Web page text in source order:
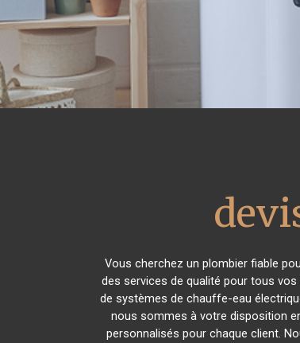
Vous cherchez un plombier fiable
des services de qualité pour tous
de systèmes de chauffe-eau
nous sommes à votre disposition
personnalisés pour chaque client.